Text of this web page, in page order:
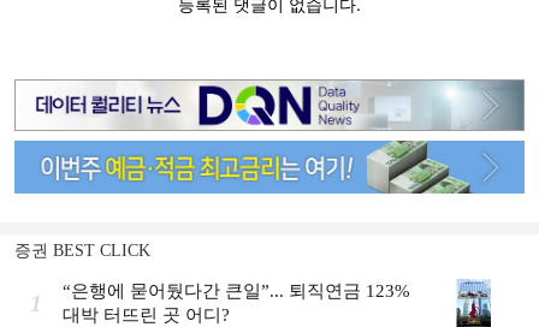
증권 BEST CLICK
1
“은행에 묻어뒀다간 큰일”... 퇴직연금 123%
대박 터뜨린 곳 어디?